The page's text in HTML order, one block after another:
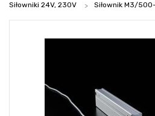
Siłowniki 24V, 230V
Siłownik M3/